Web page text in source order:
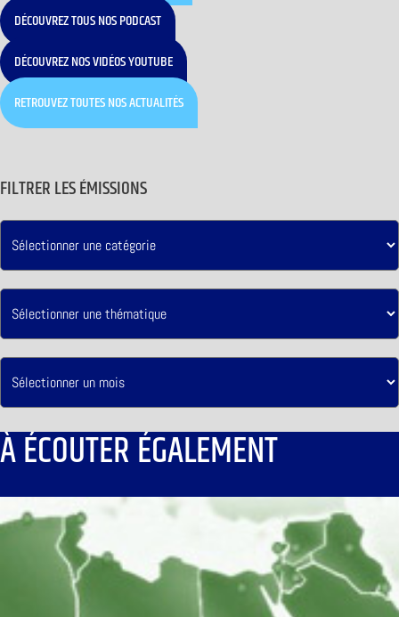
DÉCOUVREZ TOUS NOS PODCAST
DÉCOUVREZ NOS VIDÉOS YOUTUBE
RETROUVEZ TOUTES NOS ACTUALITÉS
FILTRER LES ÉMISSIONS
À ÉCOUTER ÉGALEMENT